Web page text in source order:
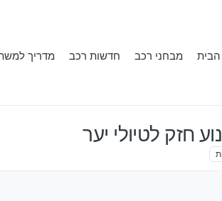
מבחני רכב חדשות רכב מדריך
חזק לטיולי יער